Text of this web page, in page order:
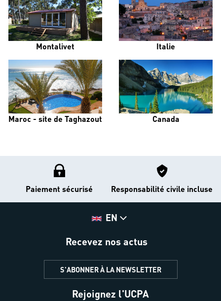
Montalivet Italie
Maroc - site de Taghazout Canada
Paiement sécurisé Responsabilité civile incluse
EN
Recevez nos actus
S'ABONNER À LA NEWSLETTER
Rejoignez l'UCPA